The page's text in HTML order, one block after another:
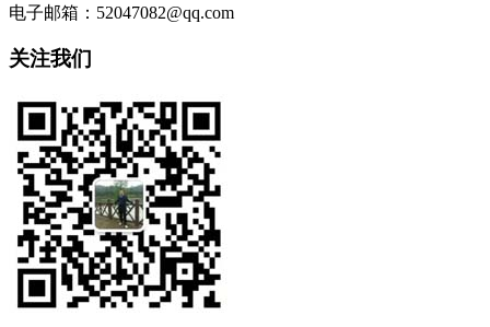
电子邮箱：52047082@qq.com
关注我们